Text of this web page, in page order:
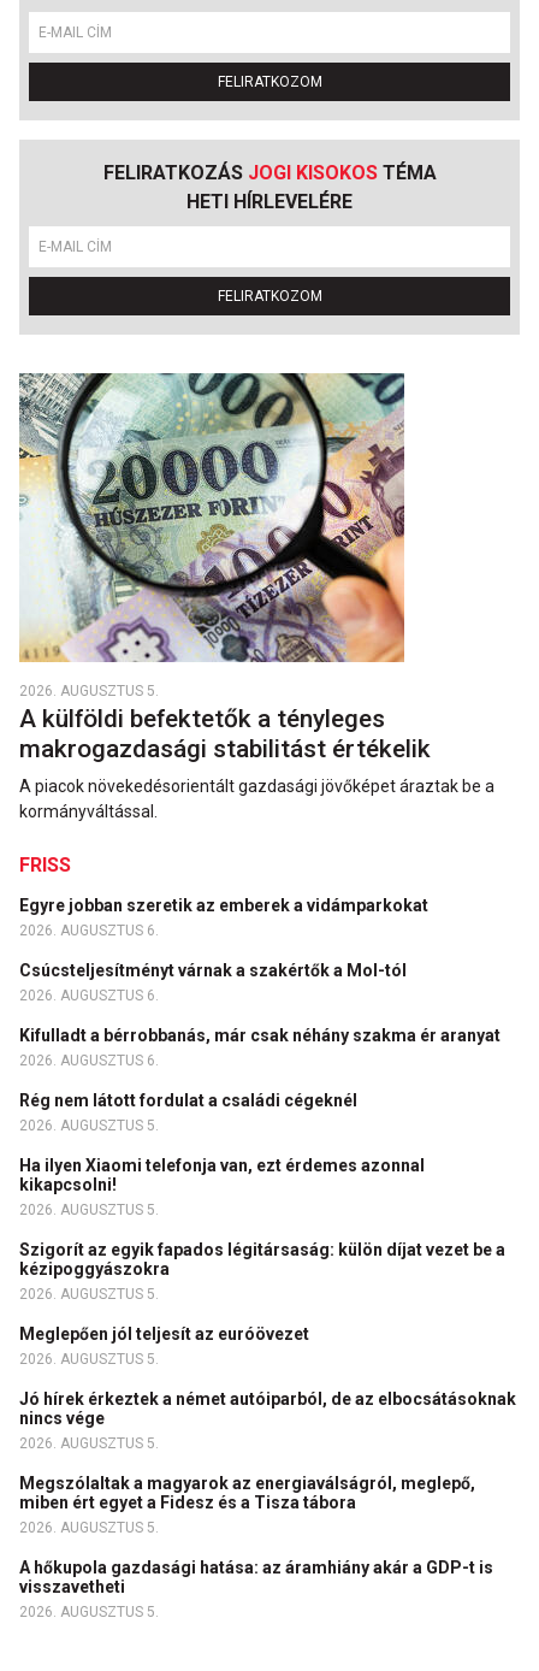
FELIRATKOZOM
FELIRATKOZÁS JOGI KISOKOSTÉMA
HETI HÍRLEVELÉRE
FELIRATKOZOM
2026. AUGUSZTUS 5.
A külföldi befektetők a tényleges
makrogazdasági stabilitást értékelik
A piacok növekedésorientált gazdasági jövőképet áraztak be a
kormányváltással.
FRISS
Egyre jobban szeretik az emberek a vidámparkokat
2026. AUGUSZTUS 6.
Csúcsteljesítményt várnak a szakértők a Mol-tól
2026. AUGUSZTUS 6.
Kifulladt a bérrobbanás, már csak néhány szakma ér aranyat
2026. AUGUSZTUS 6.
Rég nem látott fordulat a családi cégeknél
2026. AUGUSZTUS 5.
Ha ilyen Xiaomi telefonja van, ezt érdemes azonnal
kikapcsolni!
2026. AUGUSZTUS 5.
Szigorít az egyik fapados légitársaság: külön díjat vezet be a
kézipoggyászokra
2026. AUGUSZTUS 5.
Meglepően jól teljesít az euróövezet
2026. AUGUSZTUS 5.
Jó hírek érkeztek a német autóiparból, de az elbocsátásoknak
nincs vége
2026. AUGUSZTUS 5.
Megszólaltak a magyarok az energiaválságról, meglepő,
miben ért egyet a Fidesz és a Tisza tábora
2026. AUGUSZTUS 5.
A hőkupola gazdasági hatása: az áramhiány akár a GDP-t is
visszavetheti
2026. AUGUSZTUS 5.